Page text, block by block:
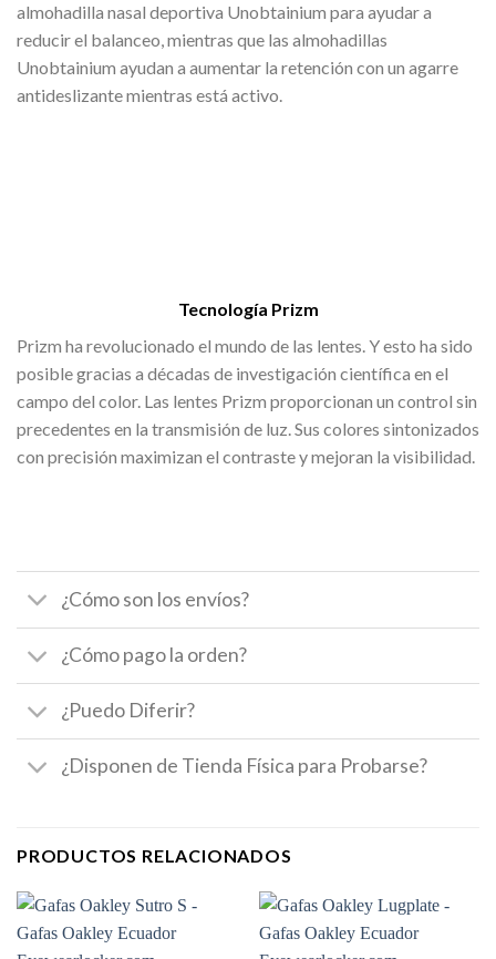
almohadilla nasal deportiva Unobtainium para ayudar a
reducir el balanceo, mientras que las almohadillas
Unobtainium ayudan a aumentar la retención con un agarre
antideslizante mientras está activo.
Tecnología Prizm
Prizm ha revolucionado el mundo de las lentes. Y esto ha sido
posible gracias a décadas de investigación científica en el
campo del color. Las lentes Prizm proporcionan un control sin
precedentes en la transmisión de luz. Sus colores sintonizados
con precisión maximizan el contraste y mejoran la visibilidad.
¿Cómo son los envíos?
¿Cómo pago la orden?
¿Puedo Diferir?
¿Disponen de Tienda Física para Probarse?
PRODUCTOS RELACIONADOS